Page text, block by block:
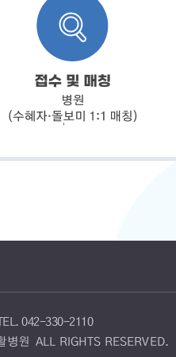
042-330-2110
병원 ALL RIGHTS RESERVED.